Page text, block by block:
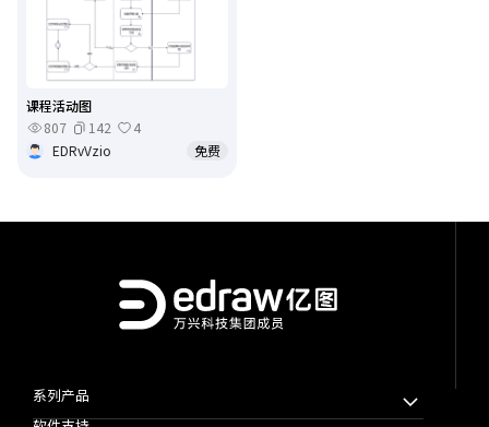
课程活动图
807
142
4
EDRvVzio
免费
系列产品